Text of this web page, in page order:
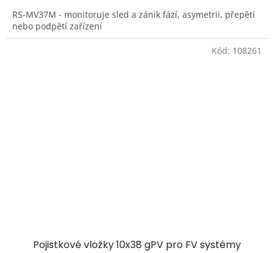
RS-MV37M - monitoruje sled a zánik fází, asymetrii, přepětí
nebo podpětí zařízení
Pojistkové vložky 10x38 gPV pro FV systémy
Kód: 108261